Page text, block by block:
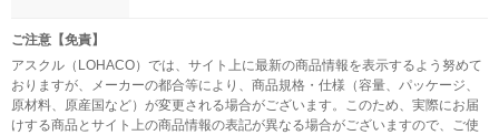
ご注意【免責】
アスクル（LOHACO）では、サイト上に最新の商品情報を表示するよう努めて
おりますが、メーカーの都合等により、商品規格・仕様（容量、パッケージ、
原材料、原産国など）が変更される場合がございます。このため、実際にお届
けする商品とサイト上の商品情報の表記が異なる場合がございますので、ご使